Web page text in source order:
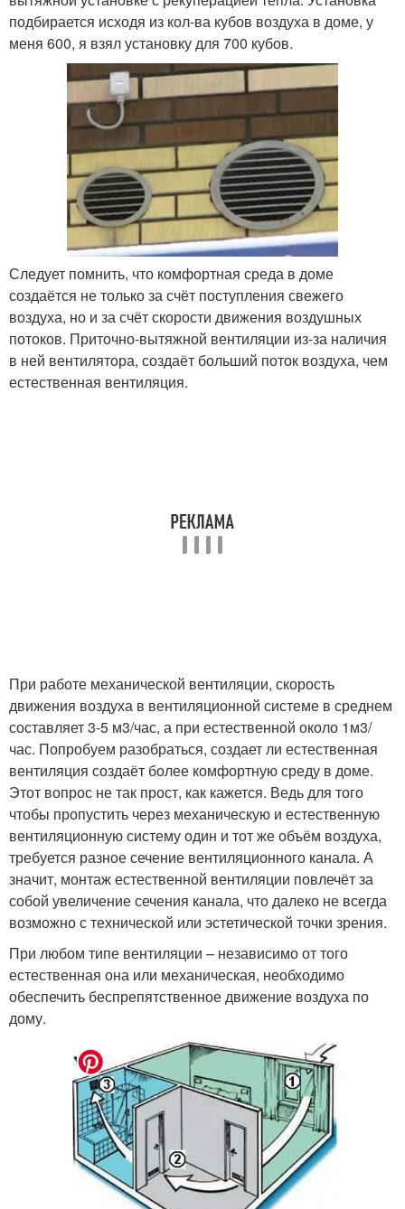
подбирается исходя из кол-ва кубов воздуха в доме, у
меня 600, я взял установку для 700 кубов.
Следует помнить, что комфортная среда в доме
создаётся не только за счёт поступления свежего
воздуха, но и за счёт скорости движения воздушных
потоков. Приточно-вытяжной вентиляции из-за наличия
в ней вентилятора, создаёт больший поток воздуха, чем
естественная вентиляция.
При работе механической вентиляции, скорость
движения воздуха в вентиляционной системе в среднем
составляет 3-5 м3/час, а при естественной около 1м3/
час. Попробуем разобраться, создает ли естественная
вентиляция создаёт более комфортную среду в доме.
Этот вопрос не так прост, как кажется. Ведь для того
чтобы пропустить через механическую и естественную
вентиляционную систему один и тот же объём воздуха,
требуется разное сечение вентиляционного канала. А
значит, монтаж естественной вентиляции повлечёт за
собой увеличение сечения канала, что далеко не всегда
возможно с технической или эстетической точки зрения.
При любом типе вентиляции – независимо от того
естественная она или механическая, необходимо
обеспечить беспрепятственное движение воздуха по
дому.